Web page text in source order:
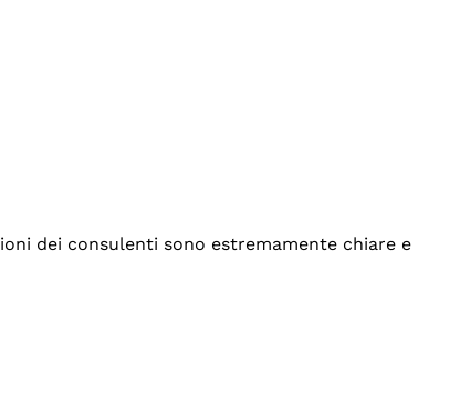
dei consulenti sono estremamente chiare e